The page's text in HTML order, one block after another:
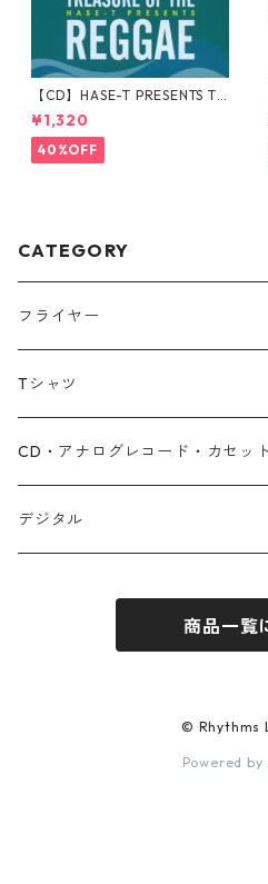
【CD】HASE-T PRESENTS TR
EASURE OF THE REGGAE
¥1,320
40%OFF
CATEGORY
フライヤー
Tシャツ
CD・アナログレコード・カセッ
デジタル
商品一覧
© Rhythms
Powered by